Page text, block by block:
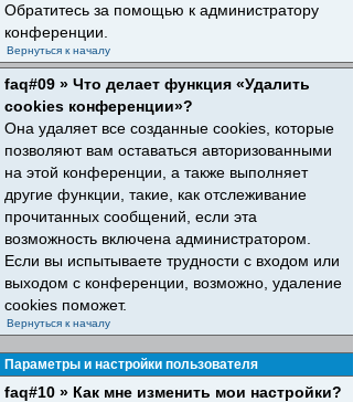
Обратитесь за помощью к администратору
конференции.
Вернуться к началу
faq#09 » Что делает функция «Удалить
cookies конференции»?
Она удаляет все созданные cookies, которые
позволяют вам оставаться авторизованными
на этой конференции, а также выполняет
другие функции, такие, как отслеживание
прочитанных сообщений, если эта
возможность включена администратором.
Если вы испытываете трудности с входом или
выходом с конференции, возможно, удаление
cookies поможет.
Вернуться к началу
Параметры и настройки пользователя
faq#10 » Как мне изменить мои настройки?